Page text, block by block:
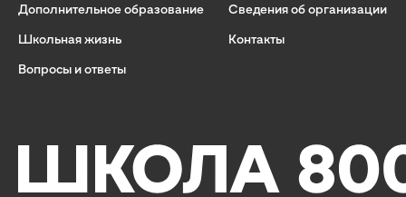
Дополнительное образование
Школьная жизнь
Вопросы и ответы
Сведения об организации
Контакты